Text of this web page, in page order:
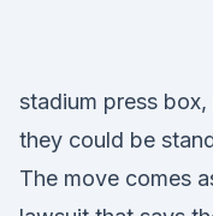
stadium press
they could be
The move comes